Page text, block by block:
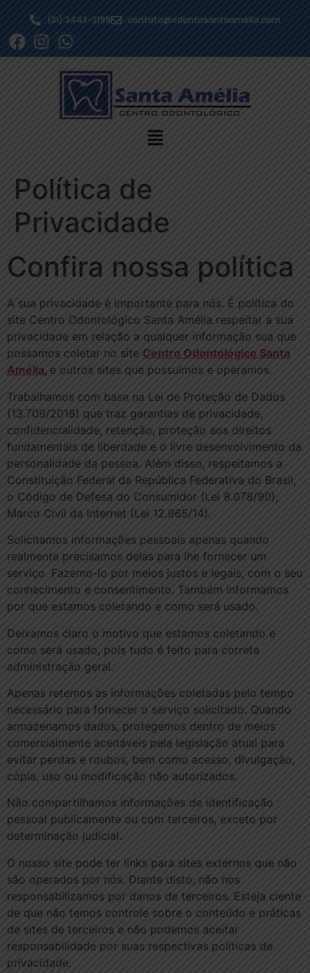
(31) 3443-2199 contato@odontosantaamelia.com
Política de
Privacidade
Confira nossa política
A sua privacidade é importante para nós. É política do
site Centro Odontológico Santa Amélia respeitar a sua
privacidade em relação a qualquer informação sua que
possamos coletar no site Centro Odontológico Santa
Amélia, e outros sites que possuímos e operamos.
Trabalhamos com base na Lei de Proteção de Dados
(13.709/2018) que traz garantias de privacidade,
confidencialidade, retenção, proteção aos direitos
fundamentais de liberdade e o livre desenvolvimento da
personalidade da pessoa. Além disso, respeitamos a
Constituição Federal da República Federativa do Brasil,
o Código de Defesa do Consumidor (Lei 8.078/90),
Marco Civil da Internet (Lei 12.965/14).
Solicitamos informações pessoais apenas quando
realmente precisamos delas para lhe fornecer um
serviço. Fazemo-lo por meios justos e legais, com o seu
conhecimento e consentimento. Também informamos
por que estamos coletando e como será usado.
Deixamos claro o motivo que estamos coletando e
como será usado, pois tudo é feito para correta
administração geral.
Apenas retemos as informações coletadas pelo tempo
necessário para fornecer o serviço solicitado. Quando
armazenamos dados, protegemos dentro de meios
comercialmente aceitáveis pela legislação atual ​​para
evitar perdas e roubos, bem como acesso, divulgação,
cópia, uso ou modificação não autorizados.
Não compartilhamos informações de identificação
pessoal publicamente ou com terceiros, exceto por
determinação judicial.
O nosso site pode ter links para sites externos que não
são operados por nós. Diante disto, não nos
responsabilizamos por danos de terceiros. Esteja ciente
de que não temos controle sobre o conteúdo e práticas
de sites de terceiros e não podemos aceitar
responsabilidade por suas respectivas políticas de
privacidade.